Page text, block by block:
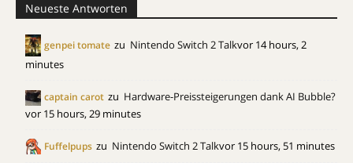
Neueste Antworten
genpei tomate zu Nintendo Switch 2 Talkvor 14 hours, 2
minutes
captain carot zu Hardware-Preissteigerungen dank AI Bubble?
vor 15 hours, 29 minutes
Fuffelpups zu Nintendo Switch 2 Talkvor 15 hours, 51 minutes